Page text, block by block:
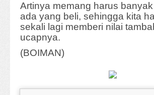
Artinya memang harus
ada yang beli, sehingga kita
sekali lagi memberi nilai
ucapnya.
(BOIMAN)